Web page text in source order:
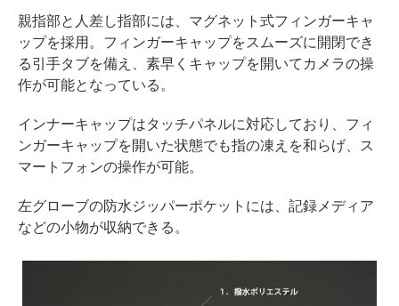
親指部と人差し指部には、マグネット式フィンガーキャ
ップを採用。フィンガーキャップをスムーズに開閉でき
る引手タブを備え、素早くキャップを開いてカメラの操
作が可能となっている。
インナーキャップはタッチパネルに対応しており、フィ
ンガーキャップを開いた状態でも指の凍えを和らげ、ス
マートフォンの操作が可能。
左グローブの防水ジッパーポケットには、記録メディア
などの小物が収納できる。